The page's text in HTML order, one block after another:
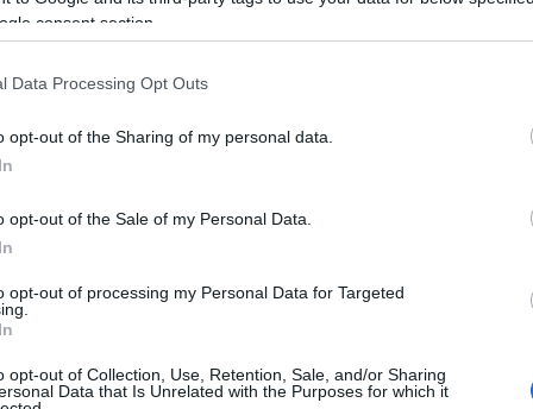
consent section.
Data Processing Opt Outs
opt-out of the Sharing of my personal data.
opt-out of the Sale of my Personal Data.
opt-out of processing my Personal Data for Targeted
opt-out of Collection, Use, Retention, Sale, and/or Sharing
Data that Is Unrelated with the Purposes for which it
felosztásra. A felajánlás minden gépjárműtípus
egyéni vállalkozó, vállalkozás, jogi
január 1-jével nem felmondott – egyedi,
KGFB-szerződéssel rendelkezik a Groupama
felelősségbiztosítás alól nincs kibúvó, a
autótulajdonosnak meg kell kötnie a
fizetnie kell a díjat.
miatt azonban ügyfeleink idén nem a